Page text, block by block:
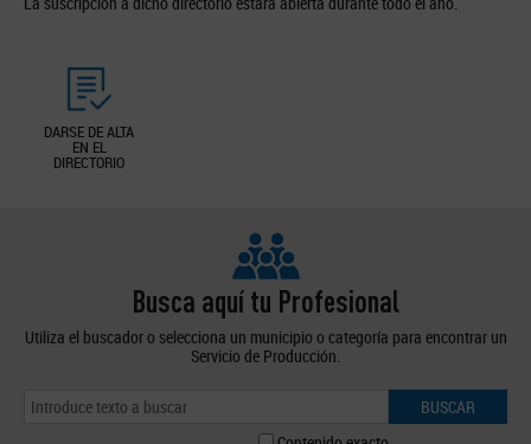
DARSE DE ALTA
EN EL
DIRECTORIO
Busca aquí tu Profesional
Utiliza el buscador o selecciona un municipio o categoría para encontrar un
Servicio de Producción.
BUSCAR